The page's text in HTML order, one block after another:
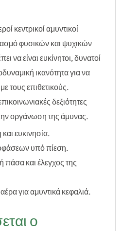
κεντρικοί αμυντικοί
φυσικών και ψυχικών
να είναι ευκίνητοι, δυνατοί
ικανότητα για να
τους επιθετικούς.
δεξιότητες
την οργάνωση της άμυνας.
ευκινησία.
υπό πίεση.
πάσα και έλεγχος της
για αμυντικά κεφαλιά.
ο